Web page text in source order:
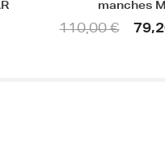
courtes homme
185,00 €